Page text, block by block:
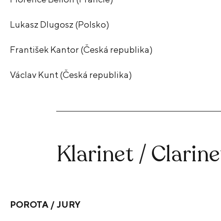
Lukasz Dlugosz (Polsko)
František Kantor (Česká republika)
Václav Kunt (Česká republika)
Klarinet /
POROTA / JURY